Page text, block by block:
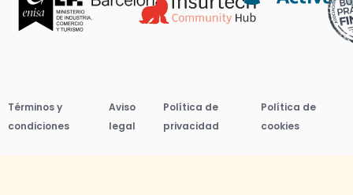
Términos y
condiciones
Aviso
legal
Política de
privacidad
Política de
cookies